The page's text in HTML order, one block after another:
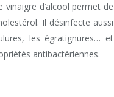
d’alcool permet de
Il désinfecte aussi
les égratignures… et
antibactériennes.